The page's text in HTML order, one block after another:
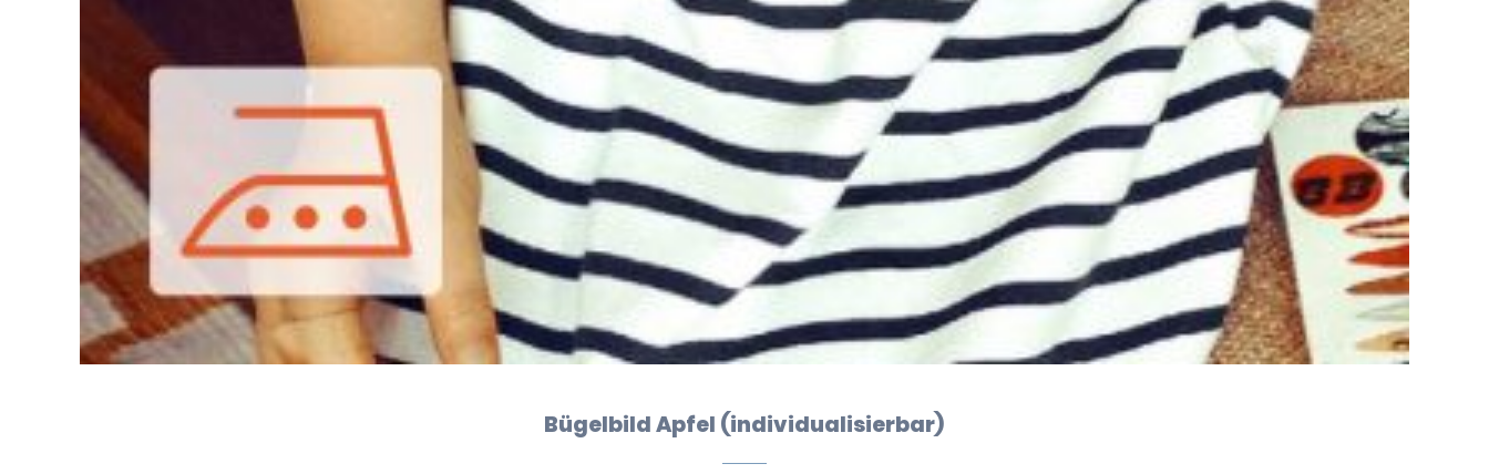
Bügelbild Apfel (individualisierbar)